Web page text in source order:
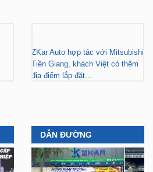
ZKar Auto hợp tác với Mitsubishi
Tiền Giang, khách Việt có thêm
địa điểm lắp đặt...
DẪN ĐƯỜNG